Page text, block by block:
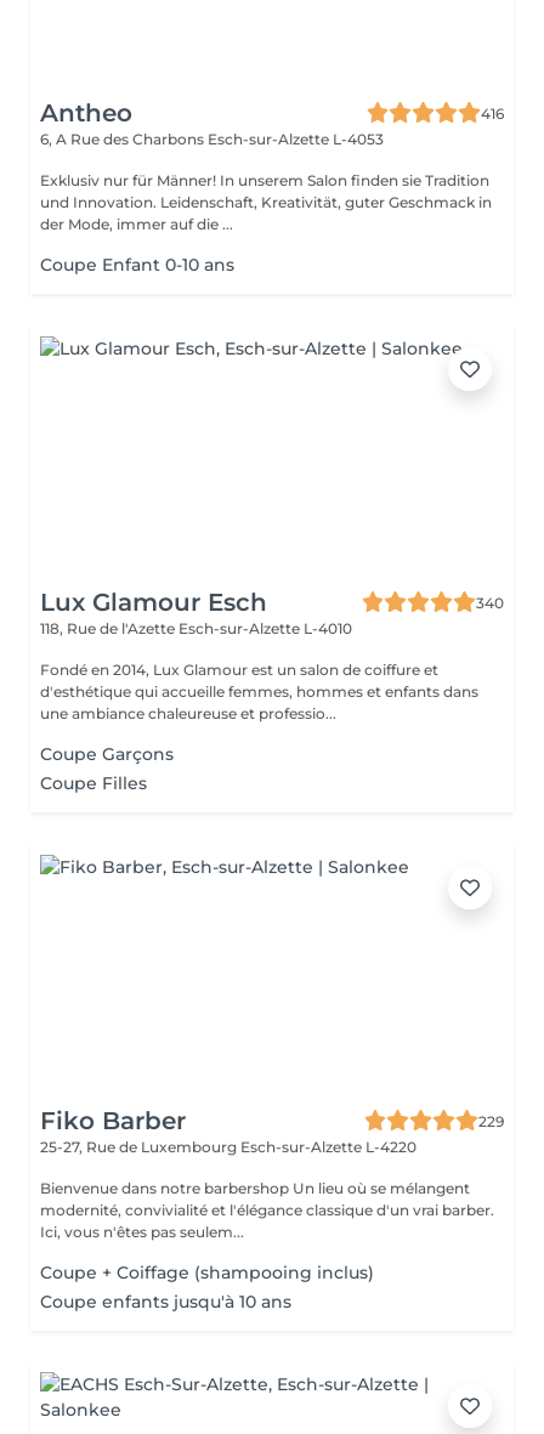
Antheo
416
6, A Rue des Charbons Esch-sur-Alzette L-4053
Exklusiv nur für Männer! In unserem Salon finden sie Tradition
und Innovation. Leidenschaft, Kreativität, guter Geschmack in
der Mode, immer auf die ...
Coupe Enfant 0-10 ans
Lux Glamour Esch
340
118, Rue de l'Azette Esch-sur-Alzette L-4010
Fondé en 2014, Lux Glamour est un salon de coiffure et
d'esthétique qui accueille femmes, hommes et enfants dans
une ambiance chaleureuse et professio...
Coupe Garçons
Coupe Filles
Fiko Barber
229
25-27, Rue de Luxembourg Esch-sur-Alzette L-4220
Bienvenue dans notre barbershop Un lieu où se mélangent
modernité, convivialité et l'élégance classique d'un vrai barber.
Ici, vous n'êtes pas seulem...
Coupe + Coiffage (shampooing inclus)
Coupe enfants jusqu'à 10 ans